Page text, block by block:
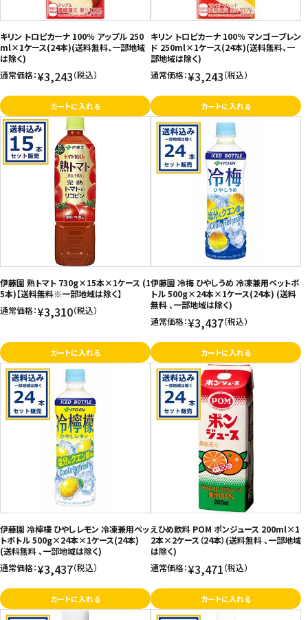
キリン トロピカーナ 100％ アップル 250
ml×1ケース(24本)(送料無料、一部地域
は除く)
通常価格：¥3,243（税込）
カートに入れる
キリン トロピカーナ 100％ マンゴーブレン
ド 250ml×1ケース(24本)(送料無料、一
部地域は除く)
通常価格：¥3,243（税込）
カートに入れる
伊藤園 熟トマト 730g×15本×1ケース (1
5本)【送料無料※一部地域は除く】
通常価格：¥3,310（税込）
カートに入れる
伊藤園 冷梅 ひやしうめ 冷凍兼用ペットボ
トル 500g×24本×1ケース(24本) (送料
無料 、一部地域は除く)
通常価格：¥3,437（税込）
カートに入れる
伊藤園 冷檸檬 ひやしレモン 冷凍兼用ペッ
トボトル 500g×24本×1ケース(24本)
(送料無料 、一部地域は除く)
通常価格：¥3,437（税込）
カートに入れる
えひめ飲料 POM ポンジュース 200ml×1
2本×2ケース（24本）(送料無料 、一部地域
は除く)
通常価格：¥3,471（税込）
カートに入れる